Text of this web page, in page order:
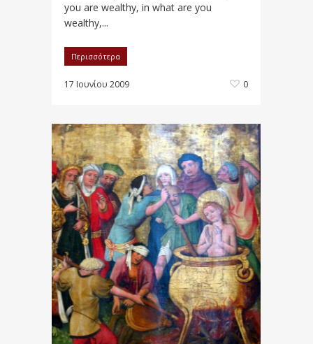
you are wealthy, in what are you
wealthy,...
Περισσότερα
17 Ιουνίου 2009 0